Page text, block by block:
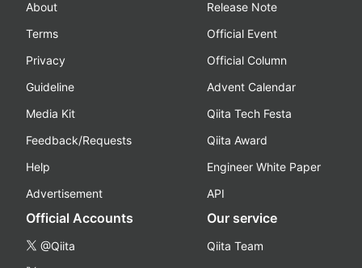
About
Terms
Privacy
Guideline
Media Kit
Feedback/Requests
Help
Advertisement
Release Note
Official Event
Official Column
Advent Calendar
Qiita Tech Festa
Qiita Award
Engineer White Paper
API
Official Accounts
@Qiita
Our service
Qiita Team